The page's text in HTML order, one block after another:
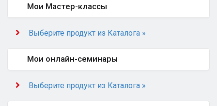
Мои Мастер-классы
Выберите продукт из Каталога »
Мои онлайн-семинары
Выберите продукт из Каталога »